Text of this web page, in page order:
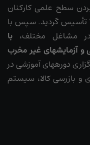
بردن سطح علمی کارکنان
شاغل در مراکز کار با پرتو، در سال 1387 تأسیس گردید. سپس با
مشاغل مختلف، با
آزمایش­های غیر مخرب
دوره­های آموزشی در
و بازرسی کالا، سیستم